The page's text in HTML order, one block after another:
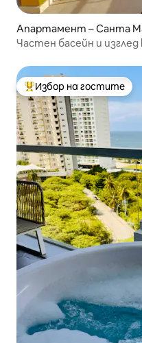
Апартамент – Санта
Частен басейн и
Най-популярен избор на
Избор на гостите